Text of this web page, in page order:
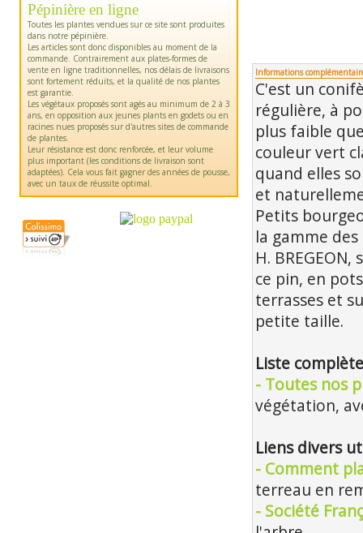
Pépinière en ligne
Toutes les plantes vendues sur ce site sont produites
dans notre pépinière.
Les articles sont donc disponibles au moment de la
commande. Contrairement aux plates-formes de
vente en ligne traditionnelles, nos délais de livraisons
sont fortement réduits, et la qualité de nos plantes
est garantie.
Les végétaux proposés sont agés au minimum de 2 à 3
ans, en opposition aux jeunes plants en godets ou en
racines nues proposés sur d'autres sites de commande
de plantes.
Leur résistance est donc renforcée, et leur volume
plus important (les conditions de livraison sont
adaptées). Cela vous fait gagner des années de pousse,
avec un taux de réussite optimal.
Informations
C'est un
régulière, à
plus faible
couleur vert
quand elles
et
Petits
la gamme
H.
ce pin, en
terrasses et
petite taille.
Liste
- Toutes nos
végétation,
Liens divers
- Comment
terreau en
- Société